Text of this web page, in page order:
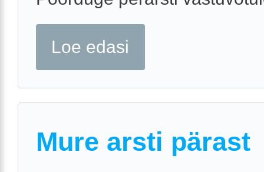
Loe edasi
Mure arsti pärast